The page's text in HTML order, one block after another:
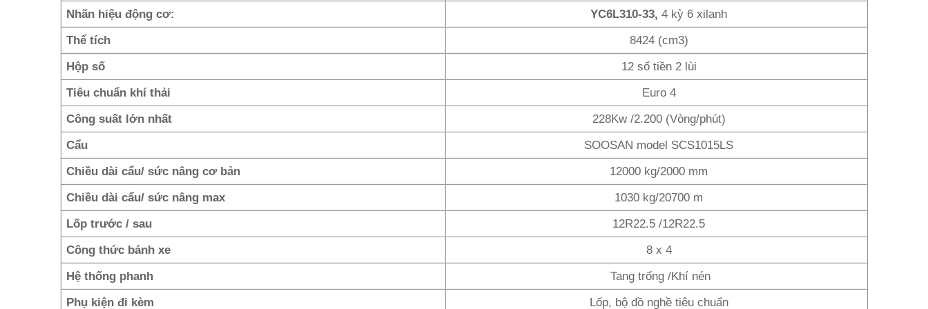
Nhãn hiệu động cơ: YC6L310-33,4 kỳ 6 xilanh
Thể tích
8424 (cm3)
Hộp số
12 số tiền 2 lùi
Tiêu chuẩn khí thải
Euro 4
Công suất lớn nhất
228Kw /2.200 (Vòng/phút)
Cẩu
SOOSAN model SCS1015LS
Chiều dài cẩu/ sức nâng cơ bản
12000 kg/2000 mm
Chiều dài cẩu/ sức nâng max
1030 kg/20700 m
Lốp trước / sau
12R22.5 /12R22.5
Công thức bánh xe
8 x 4
Hệ thống phanh
Tang trống /Khí nén
Phụ kiện đi kèm
Lốp, bộ đồ nghề tiêu chuẩn